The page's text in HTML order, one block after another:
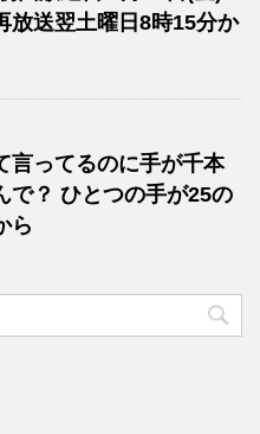
放送翌土曜日8時15分か
言ってるのに手が千本
で？ ひとつの手が25の
ら